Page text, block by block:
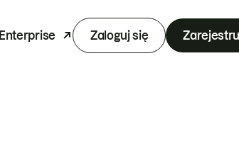
Enterprise Zaloguj się